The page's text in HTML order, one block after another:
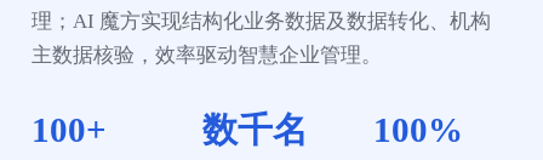
理；AI 魔方实现结构化业务数据及数据转化、机构
主数据核验，效率驱动智慧企业管理。
100+ 数千名 100%